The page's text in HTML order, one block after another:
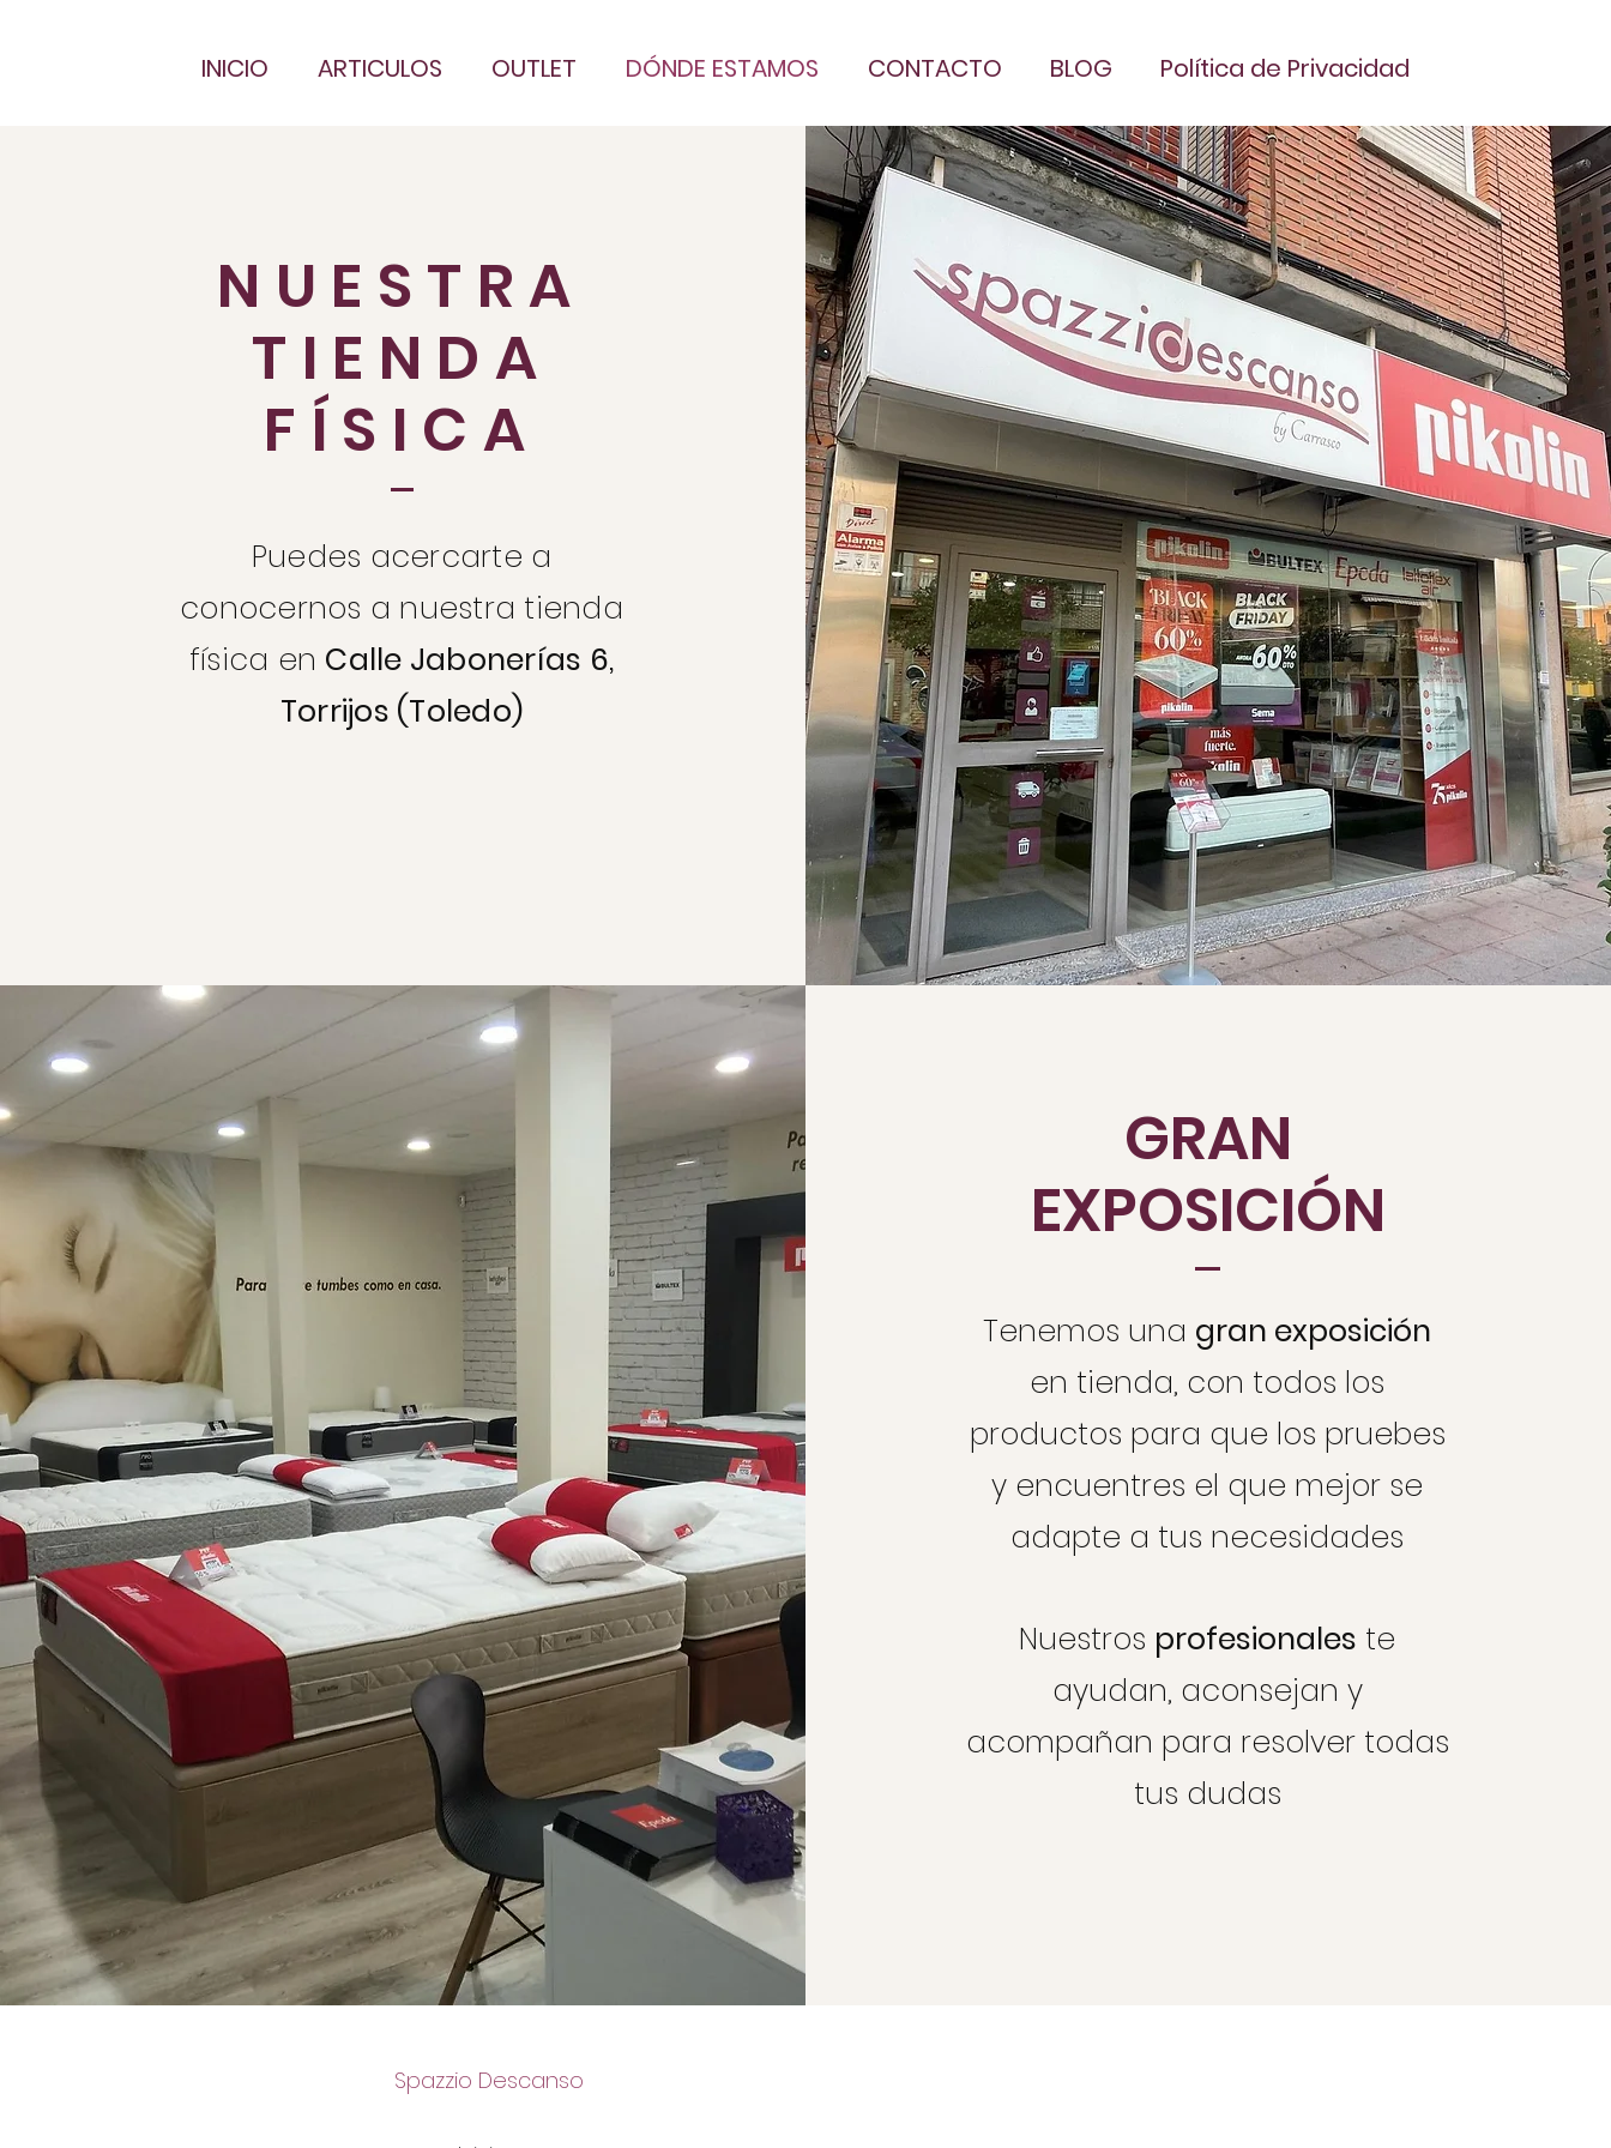
INICIO ARTICULOS OUTLET DÓNDE ESTAMOS CONTACTO BLOG Política de Privacidad
NUESTRA
TIENDA
FÍSICA
Puedes acercarte a
conocernos a nuestra tienda
física en Calle Jabonerías 6,
Torrijos (Toledo)
GRAN
EXPOSICIÓN
Tenemos una gran exposición
en tienda, con todos los
productos para que los pruebes
y encuentres el que mejor se
adapte a tus necesidades
Nuestros profesionales te
ayudan, aconsejan y
acompañan para resolver todas
tus dudas
Spazzio Descanso